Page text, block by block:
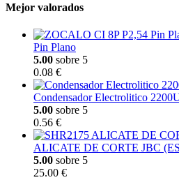
Mejor valorados
Pin Plano
5.00 sobre 5
0.08 €
Condensador Electrolitico
5.00 sobre 5
0.56 €
ALICATE DE CORTE JBC
5.00 sobre 5
25.00 €